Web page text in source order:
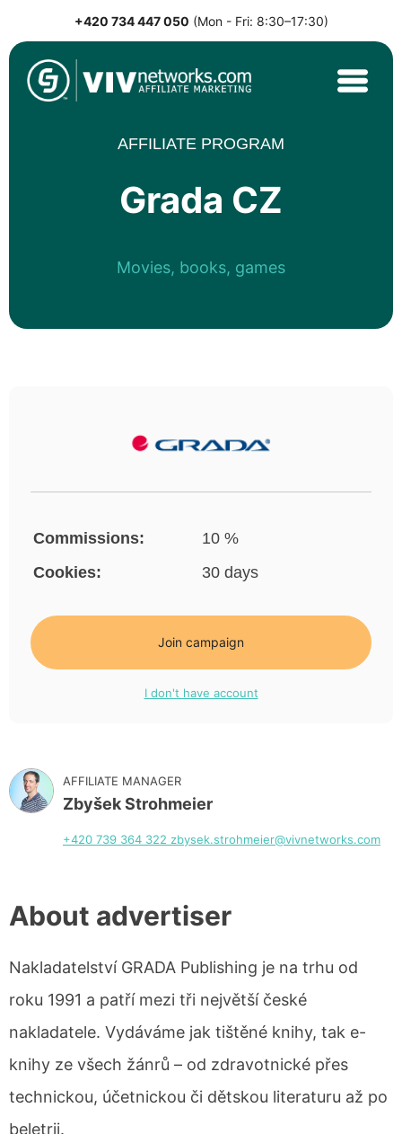
to
content
+420 734 447 050 (Mon - Fri: 8:30–17:30)
VIVnetworks.com
Nejvýkonnější affiliate síť v CEE
AFFILIATE PROGRAM
Grada CZ
Movies, books, games
Commissions:
10 %
Cookies:
30 days
Join campaign
I don't have account
AFFILIATE MANAGER
Zbyšek Strohmeier
+420 739 364 322 zbysek.strohmeier@vivnetworks.com
About advertiser
Nakladatelství GRADA Publishing je na trhu od
roku 1991 a patří mezi tři největší české
nakladatele. Vydáváme jak tištěné knihy, tak e-
knihy ze všech žánrů – od zdravotnické přes
technickou, účetnickou či dětskou literaturu až po
beletrii.